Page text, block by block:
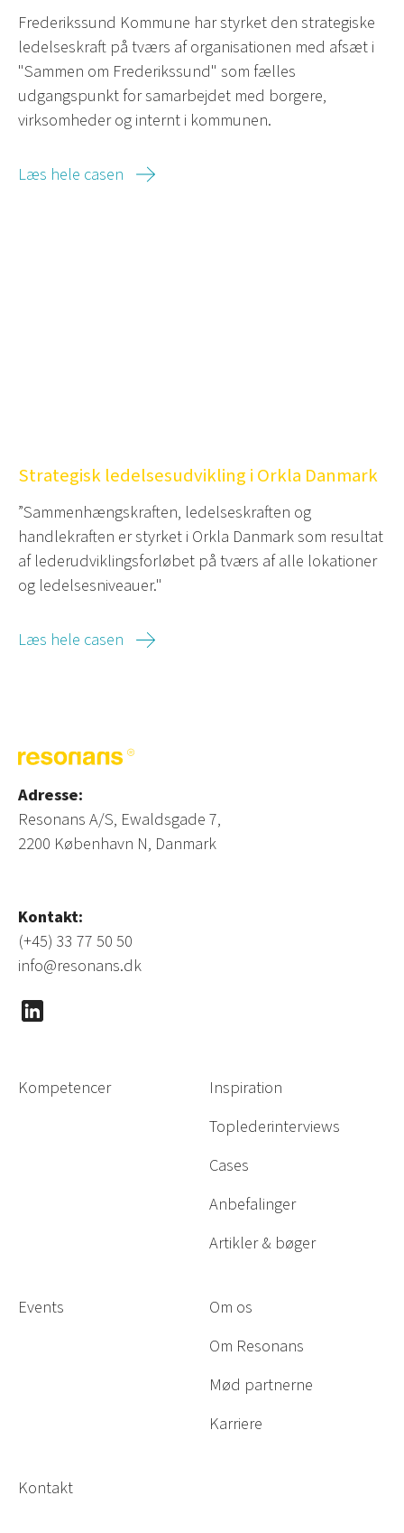
Frederikssund Kommune har styrket den strategiske
ledelseskraft på tværs af organisationen med afsæt i
"Sammen om Frederikssund" som fælles
udgangspunkt for samarbejdet med borgere,
virksomheder og internt i kommunen.
Læs hele casen
Strategisk ledelsesudvikling i Orkla Danmark
”Sammenhængskraften, ledelseskraften og
handlekraften er styrket i Orkla Danmark som resultat
af lederudviklingsforløbet på tværs af alle lokationer
og ledelsesniveauer."
Læs hele casen
Adresse:
Resonans A/S, Ewaldsgade 7,
2200 København N, Danmark
Kontakt:
(+45) 33 77 50 50
info@resonans.dk
Kompetencer
Inspiration
Toplederinterviews
Cases
Anbefalinger
Artikler & bøger
Events
Om os
Om Resonans
Mød partnerne
Karriere
Kontakt